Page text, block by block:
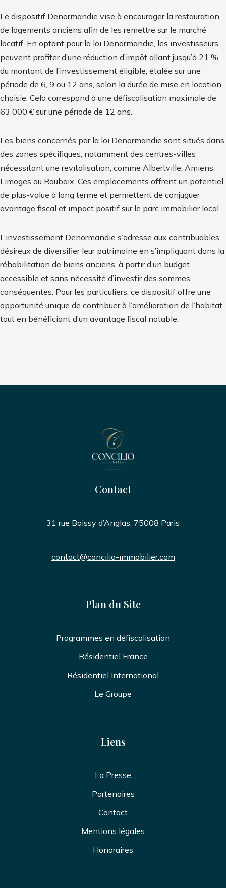
Le dispositif Denormandie vise à encourager la restauration
de logements anciens afin de les remettre sur le marché
locatif. En optant pour la loi Denormandie, les investisseurs
peuvent profiter d’une réduction d’impôt allant jusqu’à 21 %
du montant de l’investissement éligible, étalée sur une
période de 6, 9 ou 12 ans, selon la durée de mise en location
choisie. Cela correspond à une défiscalisation maximale de
63 000 € sur une période de 12 ans.
Les biens concernés par la loi Denormandie sont situés dans
des zones spécifiques, notamment des centres-villes
nécessitant une revitalisation, comme Albertville, Amiens,
Limoges ou Roubaix. Ces emplacements offrent un potentiel
de plus-value à long terme et permettent de conjuguer
avantage fiscal et impact positif sur le parc immobilier local.
L’investissement Denormandie s’adresse aux contribuables
désireux de diversifier leur patrimoine en s’impliquant dans la
réhabilitation de biens anciens, à partir d’un budget
accessible et sans nécessité d’investir des sommes
conséquentes. Pour les particuliers, ce dispositif offre une
opportunité unique de contribuer à l’amélioration de l’habitat
tout en bénéficiant d’un avantage fiscal notable.
Contact
31 rue Boissy d’Anglas, 75008 Paris
contact@concilio-immobilier.com
Plan du Site
Programmes en défiscalisation
Résidentiel France
Résidentiel International
Le Groupe
Liens
La Presse
Partenaires
Contact
Mentions légales
Honoraires